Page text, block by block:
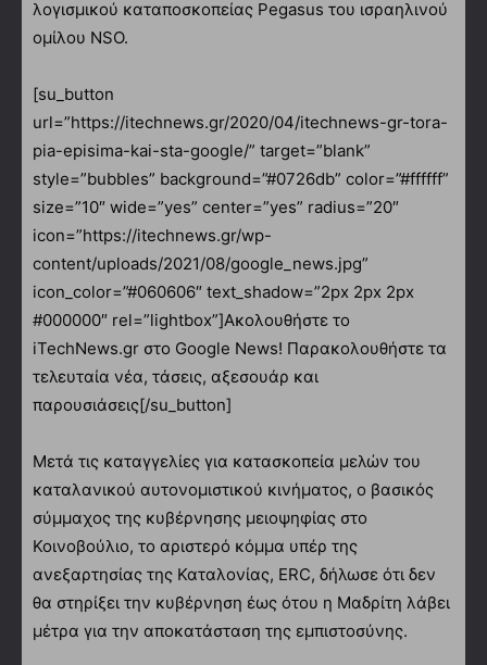
λογισμικού καταποσκοπείας Pegasus του ισραηλινού
ομίλου NSO.
[su_button
url=”https://itechnews.gr/2020/04/itechnews-gr-tora-
pia-episima-kai-sta-google/” target=”blank”
style=”bubbles” background=”#0726db” color=”#ffffff”
size=”10″ wide=”yes” center=”yes” radius=”20″
icon=”https://itechnews.gr/wp-
content/uploads/2021/08/google_news.jpg”
icon_color=”#060606″ text_shadow=”2px 2px 2px
#000000″ rel=”lightbox”]Ακολουθήστε το
iTechNews.gr στο Google News! Παρακολουθήστε τα
τελευταία νέα, τάσεις, αξεσουάρ και
παρουσιάσεις[/su_button]
Μετά τις καταγγελίες για κατασκοπεία μελών του
καταλανικού αυτονομιστικού κινήματος, ο βασικός
σύμμαχος της κυβέρνησης μειοψηφίας στο
Κοινοβούλιο, το αριστερό κόμμα υπέρ της
ανεξαρτησίας της Καταλονίας, ERC, δήλωσε ότι δεν
θα στηρίξει την κυβέρνηση έως ότου η Μαδρίτη λάβει
μέτρα για την αποκατάσταση της εμπιστοσύνης.